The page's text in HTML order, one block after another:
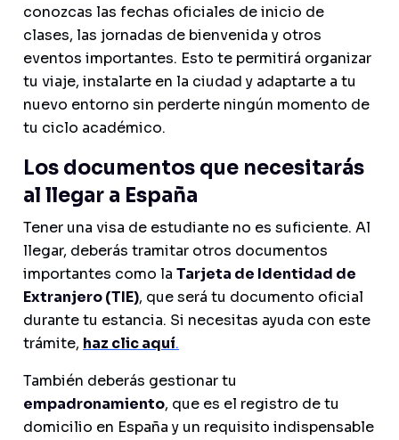
conozcas las fechas oficiales de inicio de
clases, las jornadas de bienvenida y otros
eventos importantes. Esto te permitirá organizar
tu viaje, instalarte en la ciudad y adaptarte a tu
nuevo entorno sin perderte ningún momento de
tu ciclo académico.
Los documentos que necesitarás
al llegar a España
Tener una visa de estudiante no es suficiente. Al
llegar, deberás tramitar otros documentos
importantes como la Tarjeta de Identidad de
Extranjero (TIE), que será tu documento oficial
durante tu estancia. Si necesitas ayuda con este
trámite, haz clic aquí.
También deberás gestionar tu
empadronamiento, que es el registro de tu
domicilio en España y un requisito indispensable